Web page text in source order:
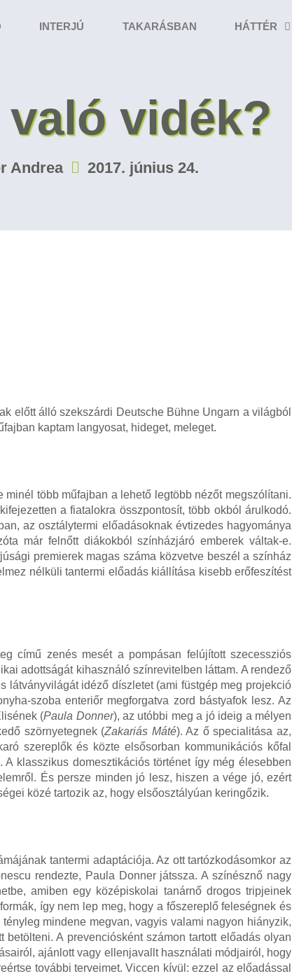
INTERJÚ TAKARÁSBAN HÁTTÉR
vidék?
Andrea 2017. június 24.
előtt álló szekszárdi Deutsche Bühne Ungarn a világból
kaptam langyosat, hideget, meleget.
több műfajban a lehető legtöbb nézőt megszólítani.
a fiatalokra összpontosít, több okból árulkodó.
az osztálytermi előadásoknak évtizedes hagyománya
már felnőtt diákokból színházjáró emberek váltak-e.
premierek magas száma közvetve beszél a színház
nélküli tantermi előadás kiállítása kisebb erőfeszítést
című zenés mesét a pompásan felújított szecessziós
adottságát kihasználó színrevitelben láttam. A rendező
látványvilágát idéző díszletet (ami füstgép meg projekció
szoba enteriőr megforgatva zord bástyafok lesz. Az
(Paula Donner), az utóbbi meg a jó ideig a mélyen
szörnyetegnek (Zakariás Máté). Az ő specialitása az,
szereplők és közte elsősorban kommunikációs kőfal
klasszikus domesztikációs történet így még élesebben
És persze minden jó lesz, hiszen a vége jó, ezért
közé tartozik az, hogy elsőosztályúan keringőzik.
tantermi adaptációja. Az ott tartózkodásomkor az
rendezte, Paula Donner játssza. A színésznő nagy
amiben egy középiskolai tanárnő drogos tripjeinek
így nem lep meg, hogy a főszereplő feleségnek és
mindene megvan, vagyis valami nagyon hiányzik,
A prevenciósként számon tartott előadás olyan
ajánlott vagy ellenjavallt használati módjairól, hogy
további terveimet. Viccen kívül: ezzel az előadással